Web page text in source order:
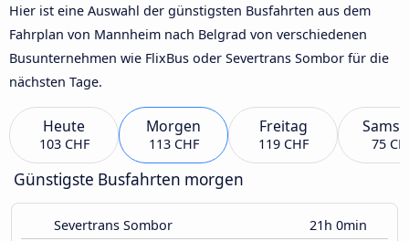
Hier ist eine Auswahl der günstigsten Busfahrten aus dem
Fahrplan von Mannheim nach Belgrad von verschiedenen
Busunternehmen wie FlixBus oder Severtrans Sombor für die
nächsten Tage.
Heute
103 CHF
Morgen
113 CHF
Freitag
119 CHF 75
Günstigste Busfahrten morgen
Severtrans Sombor 21h 0min